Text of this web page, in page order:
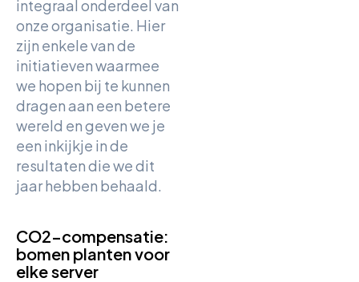
integraal onderdeel van
onze organisatie. Hier
zijn enkele van de
initiatieven waarmee
we hopen bij te kunnen
dragen aan een betere
wereld en geven we je
een inkijkje in de
resultaten die we dit
jaar hebben behaald.
CO2-compensatie:
bomen planten voor
elke server